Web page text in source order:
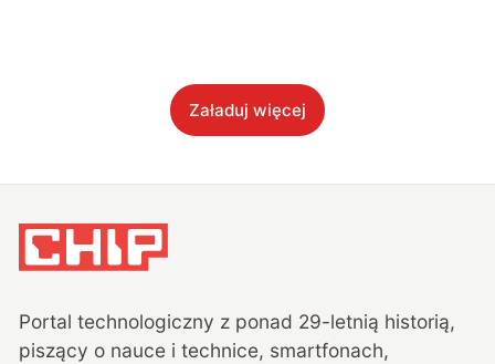
Załaduj więcej
Portal technologiczny z ponad 29-letnią historią,
piszący o nauce i technice, smartfonach,